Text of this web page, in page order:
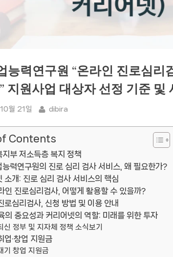
능력연구원 “온라인 진로심리
지원사업 대상자 선정 기준 및
월 21일 By
dibira
Contents
지부 저소득층 복지 정책
능력연구원의 진로 심리 검사 서비스, 왜 필요한가?
소개: 진로 심리 검사 서비스의 핵심
인 진로심리검사, 어떻게 활용할 수 있을까?
로심리검사, 신청 방법 및 이용 안내
의 중요성과 커리어넷의 역할: 미래를 위한 투자
신 정부 및 지자체 정책 소식보기
업·창업 지원금
기 창업 지원금